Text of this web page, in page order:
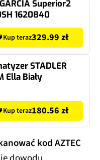
Superior2
1620840
Kup teraz329.99 zł
STADLER
Ella Biały
Kup teraz180.56 zł
kod AZTEC